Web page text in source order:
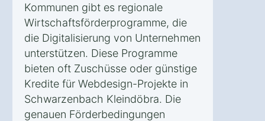
Kommunen gibt es regionale
Wirtschaftsförderprogramme, die
die Digitalisierung von Unternehmen
unterstützen. Diese Programme
bieten oft Zuschüsse oder günstige
Kredite für Webdesign-Projekte in
Schwarzenbach Kleindöbra. Die
genauen Förderbedingungen